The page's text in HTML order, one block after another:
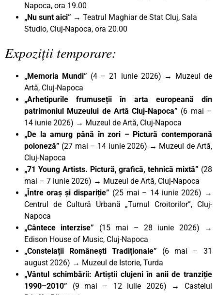
Napoca, ora 19.00
„Nu sunt aici” → Teatrul Maghiar de Stat Cluj, Sala
Studio, Cluj-Napoca, ora 20.00
Expoziții temporare:
„Memoria Mundi” (4 – 21 iunie 2026) → Muzeul de
Artă, Cluj-Napoca
„Arhetipurile frumuseții în arta europeană din
patrimoniul Muzeului de Artă Cluj-Napoca” (6 mai –
14 iunie 2026) → Muzeul de Artă, Cluj-Napoca
„De la amurg până în zori – Pictură contemporană
poloneză” (27 mai – 14 iunie 2026) → Muzeul de Artă,
Cluj-Napoca
„71 Young Artists. Pictură, grafică, tehnică mixtă” (28
mai – 7 iunie 2026) → Muzeul de Artă, Cluj-Napoca
„Între oraș și dispariție” (25 mai – 14 iunie 2026) →
Centrul de Cultură Urbană „Turnul Croitorilor”, Cluj-
Napoca
„Cântece interzise” (15 mai – 28 iunie 2026) →
Edison House of Music, Cluj-Napoca
„Constelații Românești Tradiționale” (6 mai – 31
august 2026) → Muzeul de Istorie, Turda
„Vântul schimbării: Artiștii clujeni în anii de tranziție
1990–2010” (9 mai – 12 iulie 2026) → Castelul